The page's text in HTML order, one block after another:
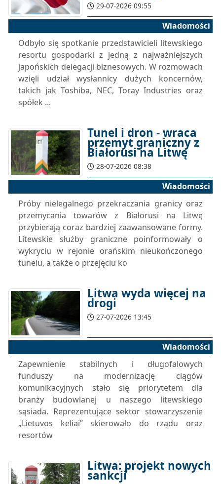
29-07-2026 09:55
Wiadomości
Odbyło się spotkanie przedstawicieli litewskiego
resortu gospodarki z jedną z najważniejszych
japońskich delegacji biznesowych. W rozmowach
wzięli udział wysłannicy dużych koncernów,
takich jak Toshiba, NEC, Toray Industries oraz
spółek ...
Tunel i dron - wraca
przemyt graniczny z
Białorusi na Litwę
28-07-2026 08:38
Wiadomości
Próby nielegalnego przekraczania granicy oraz
przemycania towarów z Białorusi na Litwę
przybierają coraz bardziej zaawansowane formy.
Litewskie służby graniczne poinformowały o
wykryciu w rejonie orańskim nieukończonego
tunelu, a także o przejęciu ko
Litwa wyda więcej na
drogi
27-07-2026 13:45
Wiadomości
Zapewnienie stabilnych i długofalowych
funduszy na modernizację ciągów
komunikacyjnych stało się priorytetem dla
branży budowlanej u naszego litewskiego
sąsiada. Reprezentujące sektor stowarzyszenie
„Lietuvos keliai” skierowało do rządu oraz
resortów
Litwa: projekt nowych
sankcji